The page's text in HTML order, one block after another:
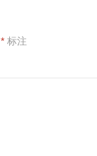
*标注